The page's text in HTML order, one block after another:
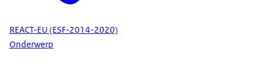
REACT-EU (ESF-2014-2020)
Onderwerp